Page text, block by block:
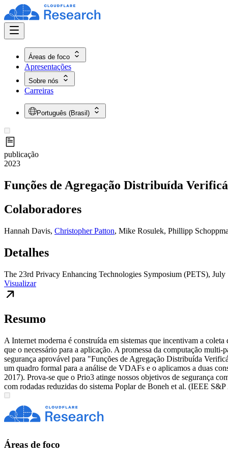
Áreas de foco
Apresentações
Sobre nós
Carreiras
Português (Brasil)
publicação
2023
Funções de Agregação Distribuída
Colaboradores
Hannah Davis, Christopher Patton, Mike Rosulek, Phillipp
Detalhes
The 23rd Privacy Enhancing Technologies Symposium (PETS),
Visualizar
Resumo
A Internet moderna é construída em sistemas que incentivam a
que o necessário para a aplicação. A promessa da computação
segurança aprovável para "Funções de Agregação Distribuída
um quadro formal para a análise de VDAFs e o aplicamos a duas
2017). Prova-se que o Prio3 atinge nossos objetivos de segurança
com rodadas reduzidas do sistema Poplar de Boneh et al. (IEEE
Áreas de foco